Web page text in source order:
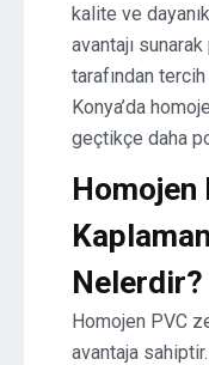
kalite ve
avantajı
tarafından
Konya’da
geçtikçe daha
Homojen
Nelerdir?
Homojen PVC
avantaja